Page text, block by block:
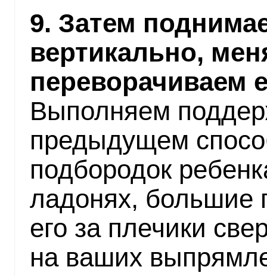
9. Затем
вертикально,
переворачиваем
Выполняем
предыдущем
подбородок
ладонях, большие
его за плечики
на ваших